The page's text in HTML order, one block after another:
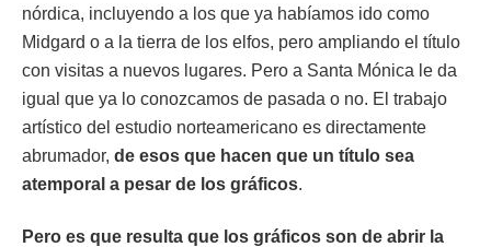
nórdica, incluyendo a los que ya habíamos ido como
Midgard o a la tierra de los elfos, pero ampliando el título
con visitas a nuevos lugares. Pero a Santa Mónica le da
igual que ya lo conozcamos de pasada o no. El trabajo
artístico del estudio norteamericano es directamente
abrumador, de esos que hacen que un título sea
atemporal a pesar de los gráficos.
Pero es que resulta que los gráficos son de abrir la